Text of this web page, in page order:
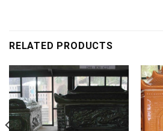
RELATED PRODUCTS